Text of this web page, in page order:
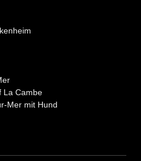
La Cambe
Mer mit Hund